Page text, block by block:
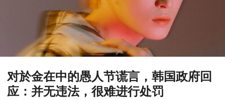
对於金在中的愚人节谎言，韩国政府回
应：并无违法，很难进行处罚